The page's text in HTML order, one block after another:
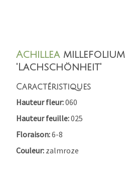
Achilleamillefolium
'Lachschönheit'
Caractéristiques
Hauteur fleur 060
Hauteur feuille 025
Floraison 6-8
Couleur zalmroze